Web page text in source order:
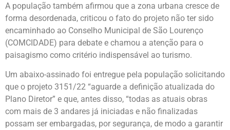
A população também afirmou que a zona urbana cresce de
forma desordenada, criticou o fato do projeto não ter sido
encaminhado ao Conselho Municipal de São Lourenço
(COMCIDADE) para debate e chamou a atenção para o
paisagismo como critério indispensável ao turismo.
Um abaixo-assinado foi entregue pela população solicitando
que o projeto 3151/22 “aguarde a definição atualizada do
Plano Diretor” e que, antes disso, “todas as atuais obras
com mais de 3 andares já iniciadas e não finalizadas
possam ser embargadas, por segurança, de modo a garantir